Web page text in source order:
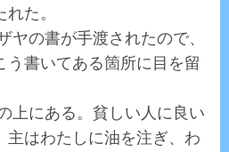
た。
ヤの書が手渡されたので、
う書いてある箇所に目を留
上にある。貧しい人に良い
主はわたしに油を注ぎ、わ